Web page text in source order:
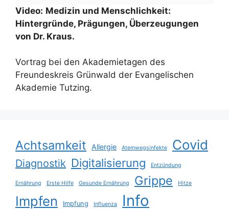
Video: Medizin und Menschlichkeit:
Hintergründe, Prägungen, Überzeugungen
von Dr. Kraus.
Vortrag bei den Akademietagen des
Freundeskreis Grünwald der Evangelischen
Akademie Tutzing.
Achtsamkeit Allergie Atemwegsinfekte Covid
Diagnostik Digitalisierung Entzündung
Ernährung Erste Hilfe Gesunde Ernährung Grippe Hitze
Impfen Impfung Influenza Info